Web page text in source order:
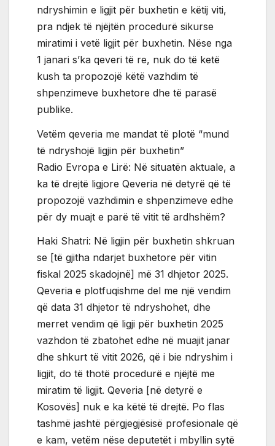
ndryshimin e ligjit për buxhetin e këtij viti,
pra ndjek të njëjtën procedurë sikurse
miratimi i vetë ligjit për buxhetin. Nëse nga
1 janari s’ka qeveri të re, nuk do të ketë
kush ta propozojë këtë vazhdim të
shpenzimeve buxhetore dhe të parasë
publike.
Vetëm qeveria me mandat të plotë “mund
të ndryshojë ligjin për buxhetin”
Radio Evropa e Lirë: Në situatën aktuale, a
ka të drejtë ligjore Qeveria në detyrë që të
propozojë vazhdimin e shpenzimeve edhe
për dy muajt e parë të vitit të ardhshëm?
Haki Shatri: Në ligjin për buxhetin shkruan
se [të gjitha ndarjet buxhetore për vitin
fiskal 2025 skadojnë] më 31 dhjetor 2025.
Qeveria e plotfuqishme del me një vendim
që data 31 dhjetor të ndryshohet, dhe
merret vendim që ligji për buxhetin 2025
vazhdon të zbatohet edhe në muajit janar
dhe shkurt të vitit 2026, që i bie ndryshim i
ligjit, do të thotë procedurë e njëjtë me
miratim të ligjit. Qeveria [në detyrë e
Kosovës] nuk e ka këtë të drejtë. Po flas
tashmë jashtë përgjegjësisë profesionale që
e kam, vetëm nëse deputetët i mbyllin sytë